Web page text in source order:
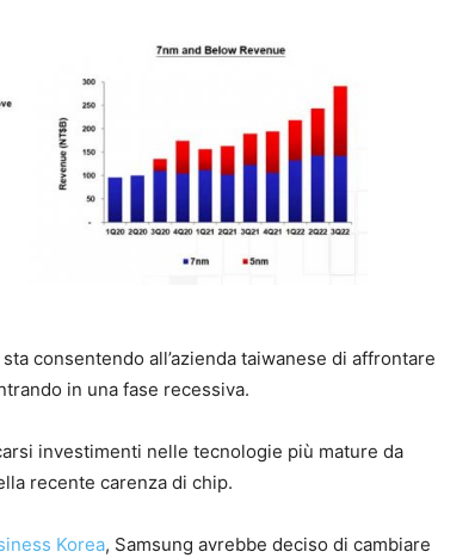
consentendo all’azienda taiwanese di affrontare
in una fase recessiva.
investimenti nelle tecnologie più mature da
recente carenza di chip.
Korea, Samsung avrebbe deciso di cambiare